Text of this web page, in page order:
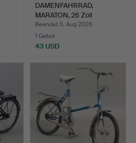
DAMENFAHRRAD,
MARATON, 26 Zoll
70er/80er J…
Beendet 5. Aug 2026
1 Gebot
43 USD